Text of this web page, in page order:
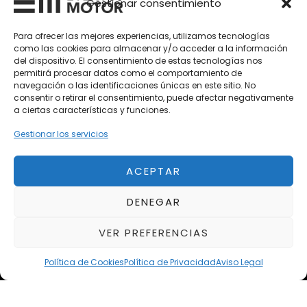
Gestionar consentimiento
Para ofrecer las mejores experiencias, utilizamos tecnologías
como las cookies para almacenar y/o acceder a la información
del dispositivo. El consentimiento de estas tecnologías nos
permitirá procesar datos como el comportamiento de
navegación o las identificaciones únicas en este sitio. No
consentir o retirar el consentimiento, puede afectar negativamente
a ciertas características y funciones.
Gestionar los servicios
ACEPTAR
DENEGAR
VER PREFERENCIAS
Política de CookiesPolítica de PrivacidadAviso Legal
Vehículos de Ocasión
Próximos
Eclipse by SELECTO
Del 12/08/2026 al 12/08/2026
Del 02/10/2026 al 05/10/2026
Del 02/10/2026 al 05/10/2026